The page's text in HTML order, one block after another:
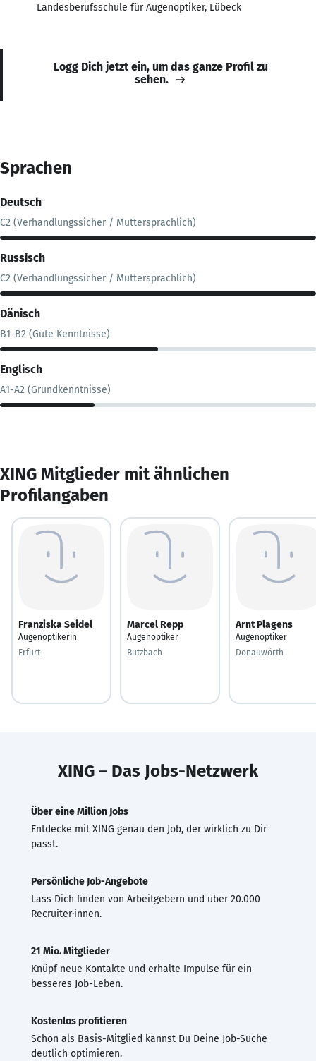
Landesberufsschule für Augenoptiker, Lübeck
Logg Dich jetzt ein, um das ganze Profil zu
sehen.
Sprachen
Deutsch
C2 (Verhandlungssicher / Muttersprachlich)
Russisch
C2 (Verhandlungssicher / Muttersprachlich)
Dänisch
B1-B2 (Gute Kenntnisse)
Englisch
A1-A2 (Grundkenntnisse)
XING Mitglieder mit ähnlichen
Profilangaben
Franziska Seidel
Augenoptikerin
Erfurt
Marcel Repp
Augenoptiker
Butzbach
Arnt Plagens
Augenoptiker
Donauwörth
XING – Das Jobs-Netzwerk
Über eine Million Jobs
Entdecke mit XING genau den Job, der wirklich zu Dir
passt.
Persönliche Job-Angebote
Lass Dich finden von Arbeitgebern und über 20.000
Recruiter·innen.
21 Mio. Mitglieder
Knüpf neue Kontakte und erhalte Impulse für ein
besseres Job-Leben.
Kostenlos profitieren
Schon als Basis-Mitglied kannst Du Deine Job-Suche
deutlich optimieren.